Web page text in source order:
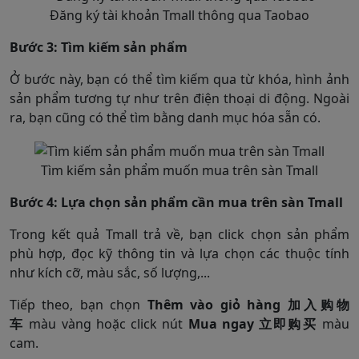
Đăng ký tài khoản Tmall thông qua Taobao
Bước 3: Tìm kiếm sản phẩm
Ở bước này, bạn có thể tìm kiếm qua từ khóa, hình ảnh
sản phẩm tương tự như trên điện thoại di động. Ngoài
ra, bạn cũng có thể tìm bằng danh mục hóa sẵn có.
Tìm kiếm sản phẩm muốn mua trên sàn Tmall
Bước 4: Lựa chọn sản phẩm cần mua trên sàn Tmall
Trong kết quả Tmall trả về, bạn click chọn sản phẩm
phù hợp, đọc kỹ thông tin và lựa chọn các thuộc tính
như kích cỡ, màu sắc, số lượng,...
Tiếp theo, bạn chọn Thêm vào giỏ hàng 加入购物
车 màu vàng hoặc click nút Mua ngay 立即购买 màu
cam.